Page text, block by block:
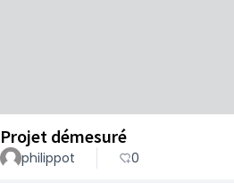
Projet démesuré
philippot 0